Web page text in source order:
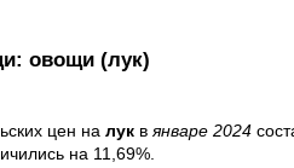
овощи (лук)
цен на лук в январе 2024
на 11,69%.